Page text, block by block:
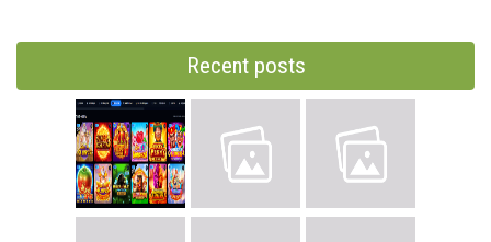
Recent posts